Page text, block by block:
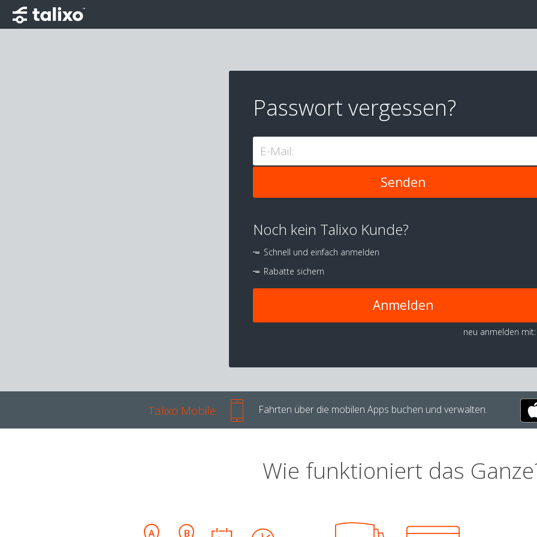
Passwort vergessen?
E-Mail:
Noch kein Talixo Kunde?
Schnell und einfach anmelden
Rabatte sichern
Anmelden
neu anmelden mit:
Talixo Mobile Fahrten über die mobilen Apps buchen und verwalten.
Wie funktioniert das